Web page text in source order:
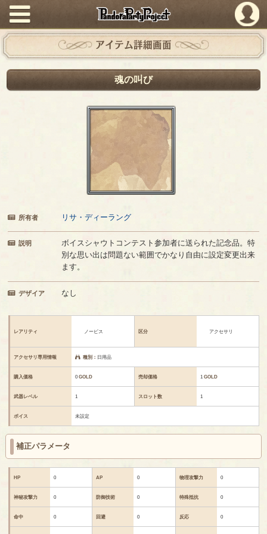
PandoraPartyProject
アイテム詳細画面
魂の叫び
所有者 リサ・ディーラング
説明
ボイスシャウトコンテスト参加者に送られた記念品。特
別な思い出は問題ない範囲でかなり自由に設定変更出来
ます。
デザイア なし
レアリティ ノービス 区分 アクセサリ
アクセサリ専用情報 種別： 日用品
購入価格 0GOLD 売却価格 1GOLD
武器レベル 1 スロット数 1
ボイス 未設定
補正パラメータ
HP 0 AP 0 物理攻撃力 0
神秘攻撃力 0 防御技術 0 特殊抵抗 0
命中 0 回避 0 反応 0